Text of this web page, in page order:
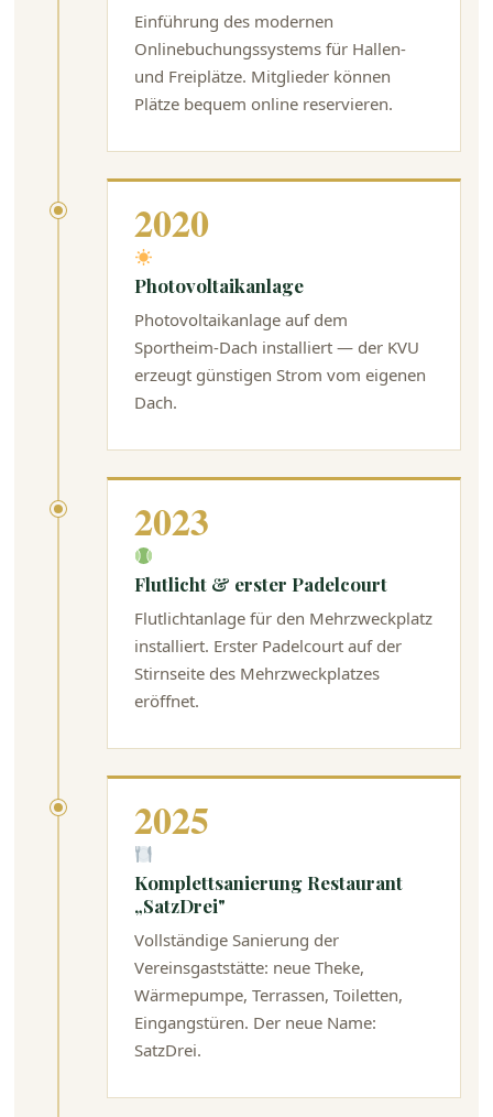
Einführung des modernen
Onlinebuchungssystems für Hallen-
und Freiplätze. Mitglieder können
Plätze bequem online reservieren.
2020
Photovoltaikanlage
Photovoltaikanlage auf dem
Sportheim-Dach installiert — der KVU
erzeugt günstigen Strom vom eigenen
Dach.
2023
Flutlicht & erster Padelcourt
Flutlichtanlage für den Mehrzweckplatz
installiert. Erster Padelcourt auf der
Stirnseite des Mehrzweckplatzes
eröffnet.
2025
Komplettsanierung Restaurant
„SatzDrei"
Vollständige Sanierung der
Vereinsgaststätte: neue Theke,
Wärmepumpe, Terrassen, Toiletten,
Eingangstüren. Der neue Name:
SatzDrei.